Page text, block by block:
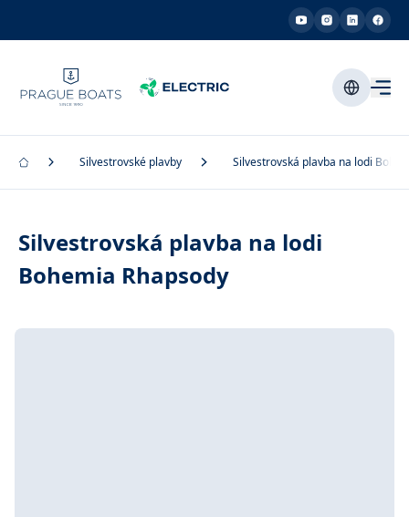
Silvestrovské plavby Silvestrovská plavba na lodi
Silvestrovská plavba na lodi
Bohemia Rhapsody